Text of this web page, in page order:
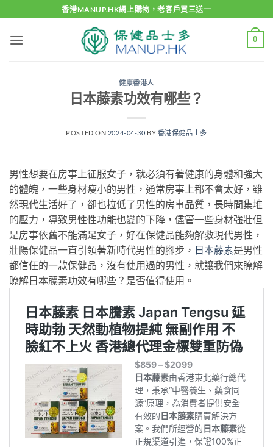
to
content
香港MANUP.HK網上購物，老客戶買三送一
0
健康香港人
日本藤素功效有哪些？
POSTED ON 2024-04-30 BY 香港保健品士多
男性想要在房事上征服女子，就必須有著健康的身體和強大
的體魄，一些身材瘦小的男性，通常房事上都不會太好，雖
然現代生活好了，卻也拉低了男性的房事品質，長時間集堆
的壓力，導致男性性功能也變的下降，儘管一些身材強壯但
是房事依舊不能滿足女子，好在保健品能夠解救現代男性，
壯陽保健品一直引領著新時代男性的腳步， 日本藤素是男性
都信任的一款保健品，沒有使用過的男性，就讓我們來瞭解
瞭解日本藤素功效有哪些？是否值得使用。